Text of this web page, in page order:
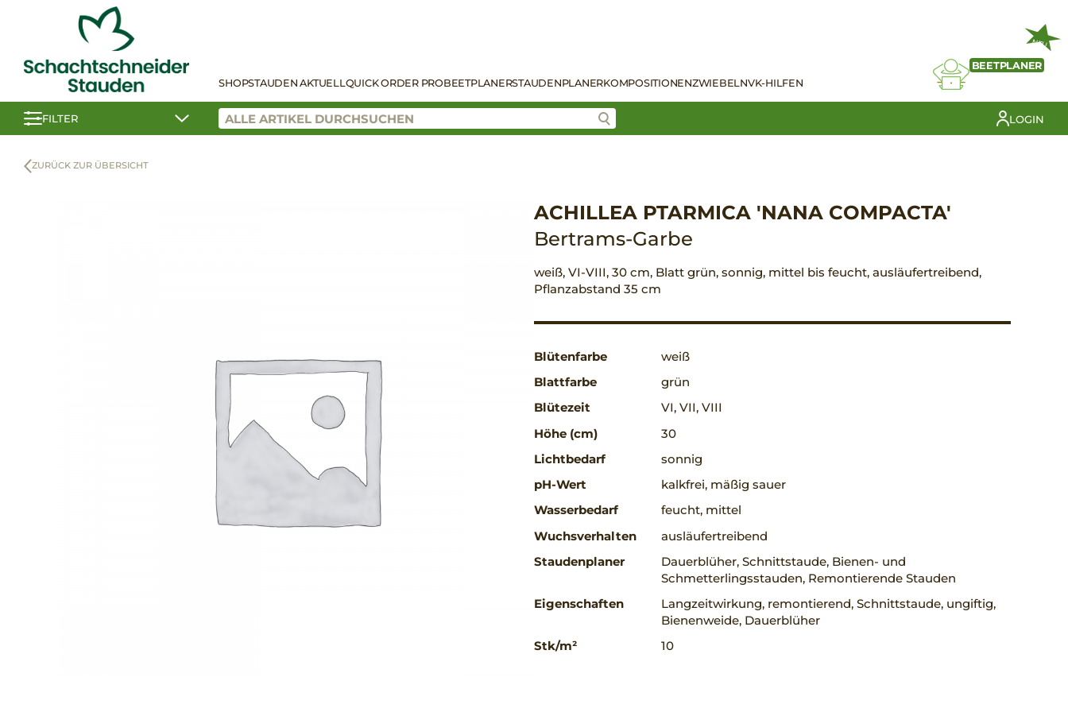
SHOPSTAUDEN AKTUELLQUICK ORDER PROBEETPLANERSTAUDENPLANERKOMPOSITIONENZWIEBELNVK-HILFEN
NEU
BEETPLANER
FILTER LOGIN
ZURÜCK ZUR ÜBERSICHT
ACHILLEA PTARMICA 'NANA COMPACTA'
Bertrams-Garbe
weiß, VI-VIII, 30 cm, Blatt grün, sonnig, mittel bis feucht, ausläufertreibend,
Pflanzabstand 35 cm
Blütenfarbe
weiß
Blattfarbe
grün
Blütezeit
VI, VII, VIII
Höhe (cm)
30
Lichtbedarf
sonnig
pH-Wert
kalkfrei, mäßig sauer
Wasserbedarf
feucht, mittel
Wuchsverhalten
ausläufertreibend
Staudenplaner
Dauerblüher, Schnittstaude, Bienen- und
Schmetterlingsstauden, Remontierende Stauden
Eigenschaften
Langzeitwirkung, remontierend, Schnittstaude, ungiftig,
Bienenweide, Dauerblüher
Stk/m²
10